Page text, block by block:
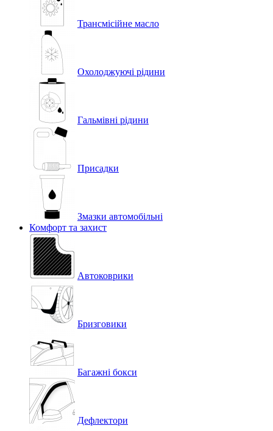
Трансмісійне масло
Охолоджуючі рідини
Гальмівні рідини
Присадки
Змазки автомобільні
Комфорт та захист
Автоковрики
Бризговики
Багажні бокси
Дефлектори